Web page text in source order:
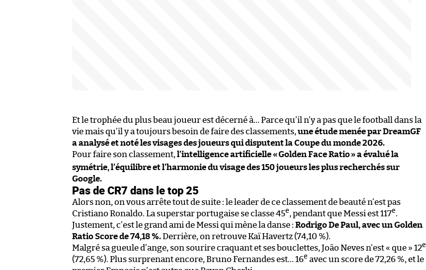
Et le trophée du plus beau joueur est décerné à… Parce qu’il n’y a pas que le football dans la
vie mais qu’il y a toujours besoin de faire des classements, une étude menée par DreamGF
a analysé et noté les visages des joueurs qui disputent la Coupe du monde 2026.
Pour faire son classement, l’intelligence artificielle «Golden Face Ratio» a évalué la
symétrie, l’équilibre et l’harmonie du visage des 150 joueurs les plus recherchés sur
Google.
Pas de CR7 dans le top 25
Alors non, on vous arrête tout de suite : le leader de ce classement de beauté n’est pas
Cristiano Ronaldo. La superstar portugaise se classe 45e, pendant que Messi est 117e.
Justement, c’est le grand ami de Messi qui mène la danse : Rodrigo De Paul, avec un Golden
Ratio Score de 74,18 %.Derrière, on retrouve Kaï Havertz (74,10 %).
Malgré sa gueule d’ange, son sourire craquant et ses bouclettes, João Neves n’est « que » 12e
(72,65 %). Plus surprenant encore, Bruno Fernandes est… 16e avec un score de 72,26 %, et le